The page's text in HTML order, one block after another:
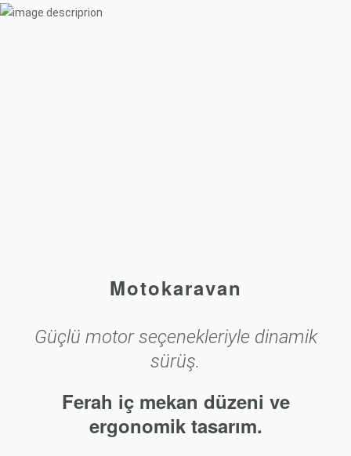
Motokaravan
Güçlü motor seçenekleriyle dinamik
sürüş.
Ferah iç mekan düzeni ve
ergonomik tasarım.